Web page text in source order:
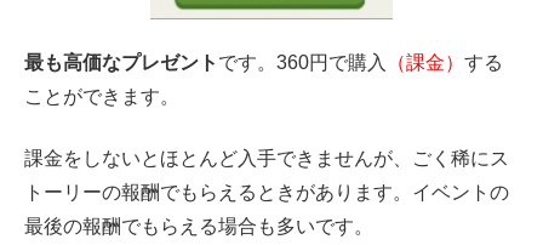
最も高価なプレゼント です。360円で購入 （課金） する
ことができます。
課金をしないとほとんど入手できませんが、ごく稀にス
トーリーの報酬でもらえるときがあります。イベントの
最後の報酬でもらえる場合も多いです。